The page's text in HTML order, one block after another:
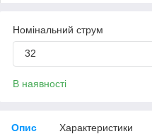
Номінальний струм
32
В наявності
Опис Характеристики